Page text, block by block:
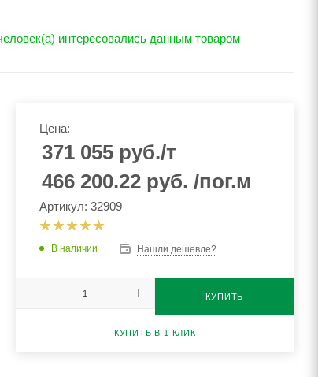
интересовались данным товаром
Цена:
371 055руб./т
466 200.22 руб. /пог.м
Артикул: 32909
В наличии Нашли дешевле?
КУПИТЬ
КУПИТЬ В 1 КЛИК